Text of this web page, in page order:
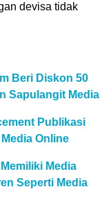
devisa tidak
Beri Diskon 50
Sapulangit Media
Publikasi
Online
Media
Seperti Media